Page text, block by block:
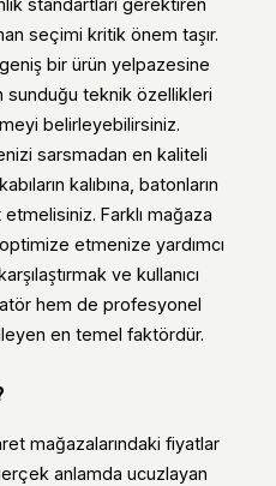
seçimi kritik önem taşır.
geniş bir ürün yelpazesine
sunduğu teknik özellikleri
belirleyebilirsiniz.
sarsmadan en kaliteli
kalıbına, batonların
etmelisiniz. Farklı mağaza
etmenize yardımcı
ve kullanıcı
hem de profesyonel
en temel faktördür.
mağazalarındaki fiyatlar
anlamda ucuzlayan